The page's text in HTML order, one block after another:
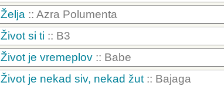
Želja :: Azra Polumenta
Život si ti :: B3
Život je vremeplov :: Babe
Život je nekad siv, nekad žut :: Bajaga